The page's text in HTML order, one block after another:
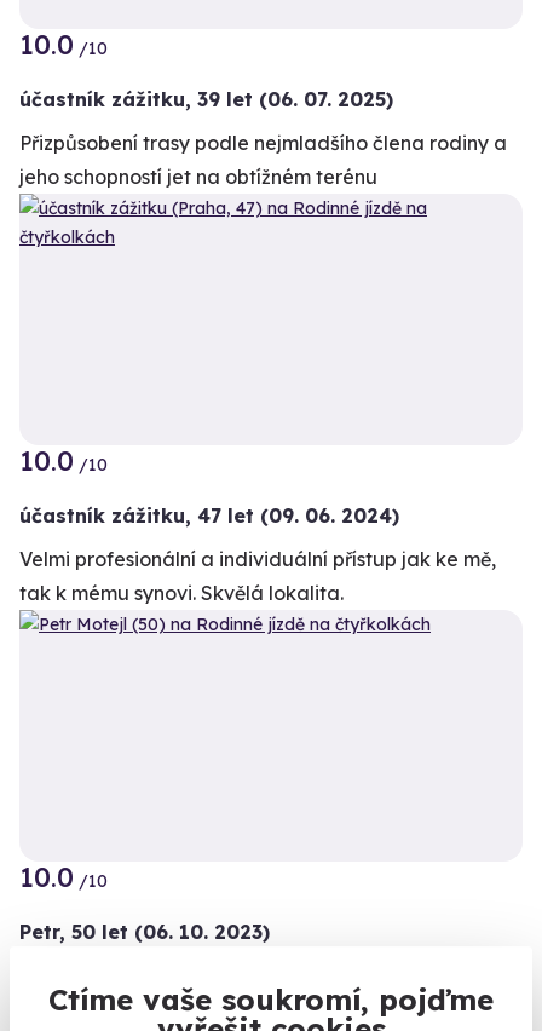
Ctíme vaše soukromí, pojďme
10.0 /10
účastník zážitku, 39 let (06. 07. 2025)
Přizpůsobení trasy podle nejmladšího člena rodiny a
jeho schopností jet na obtížném terénu
10.0 /10
účastník zážitku, 47 let (09. 06. 2024)
Velmi profesionální a individuální přístup jak ke mě,
tak k mému synovi. Skvělá lokalita.
+3
10.0 /10
Petr, 50 let (06. 10. 2023)
10.0 /10